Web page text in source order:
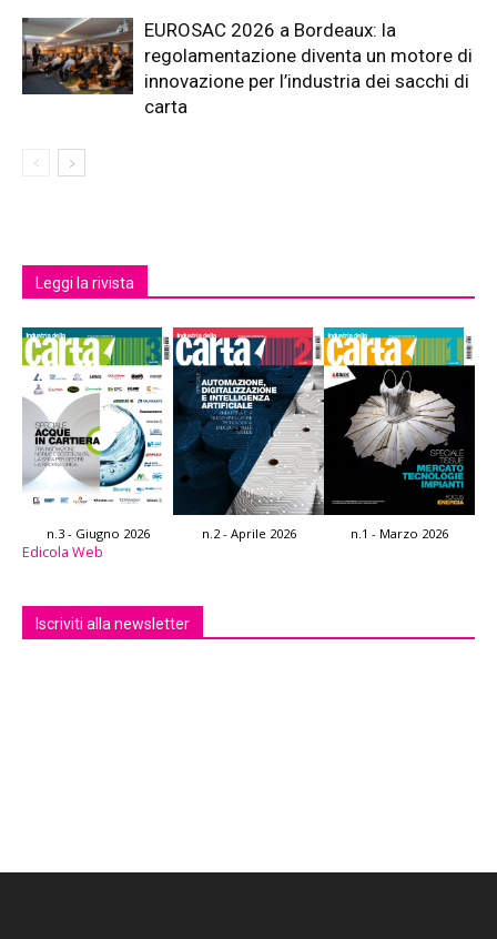
EUROSAC 2026 a Bordeaux: la
regolamentazione diventa un motore di
innovazione per l’industria dei sacchi di
carta
Leggi la rivista
n.3 - Giugno 2026 n.2 - Aprile 2026 n.1 - Marzo 2026
Edicola Web
Iscriviti alla newsletter